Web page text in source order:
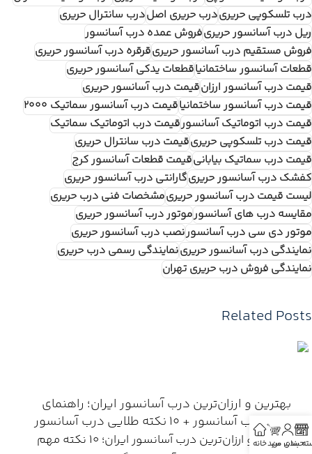
درب تلسکوپی حریریدرب حریری اصلدرب سانترال حریری
ریل درب آسانسور حریریفروش عمده درب آسانسور
فروش مستقیم درب آسانسور حریریقرقره درب آسانسور حریری
قطعات آسانسور ساختمانیاقطعات یدکی آسانسور حریری
قیمت درب آسانسور ارزانقیمت درب آسانسور حریری
قیمت درب آسانسور ساختمانیاقیمت درب آسانسور سماتیک ۲۰۰۰
قیمت درب اتوماتیک آسانسورقیمت درب اتوماتیک سماتیک
قیمت درب تلسکوپی حریریقیمت درب سانترال حریری
قیمت درب سماتیک بیابانیقیمت قطعات آسانسور کرج
کفشک درب آسانسور حریریگارانتی درب آسانسور حریری
لیست قیمت درب آسانسور حریریمشخصات فنی درب حریری
مقایسه درب های آسانسورموتور درب آسانسور حریری
موتور دی سی درب آسانسورنصب درب آسانسور حریری
نمایندگی درب آسانسور حریرینمایندگی رسمی درب حریری
نمایندگی فروش درب حریری تهران
Related Posts
بهترین و ارزان‌ترین درب آسانسور ایران؛ راهنمای
خرید درب آسانسور + 10 نکته طلایی درب آسانسور
بهترین و ارزان‌ترین درب آسانسور ایران؛ 10 نکته مهم
بندی
حساب من
سبدخانه